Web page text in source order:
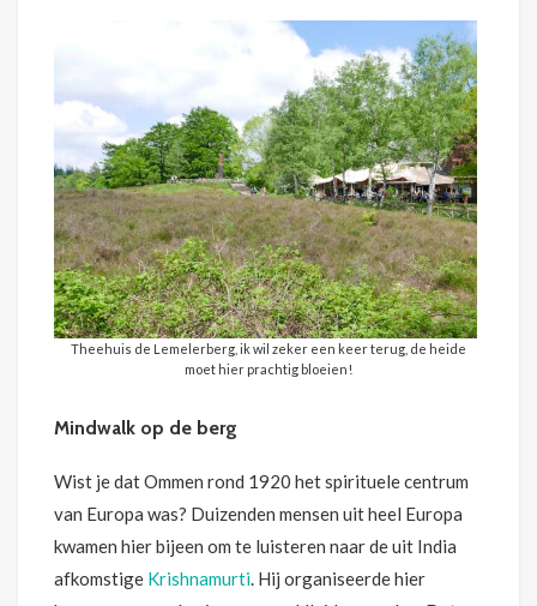
Theehuis de Lemelerberg, ik wil zeker een keer terug, de heide
moet hier prachtig bloeien!
Mindwalk op de berg
Wist je dat Ommen rond 1920 het spirituele centrum
van Europa was? Duizenden mensen uit heel Europa
kwamen hier bijeen om te luisteren naar de uit India
afkomstige Krishnamurti. Hij organiseerde hier